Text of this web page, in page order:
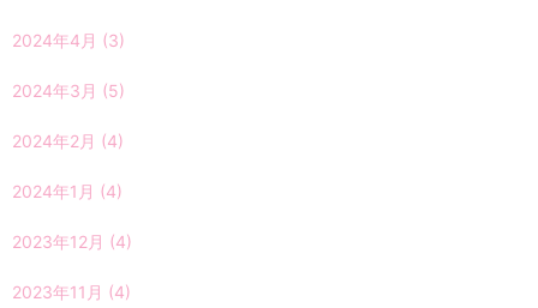
2024年4月 (3)
2024年3月 (5)
2024年2月 (4)
2024年1月 (4)
2023年12月 (4)
2023年11月 (4)